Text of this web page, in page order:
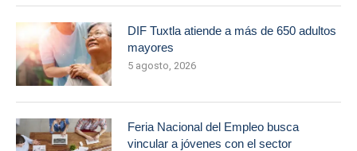
DIF Tuxtla atiende a más de 650 adultos
mayores
5 agosto, 2026
Feria Nacional del Empleo busca
vincular a jóvenes con el sector